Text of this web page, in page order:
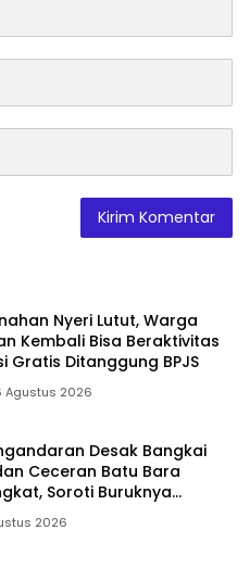
Nyeri Lutut, Warga
Kembali Bisa Beraktivitas
Gratis Ditanggung BPJS
Agustus 2026
Desak Bangkai
Ceceran Batu Bara
Soroti Buruknya
2026